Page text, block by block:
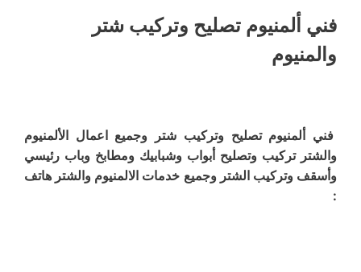
فني ألمنيوم تصليح وتركيب شتر
والمنيوم
فني ألمنيوم تصليح وتركيب شتر وجميع اعمال الألمنيوم
والشتر تركيب وتصليح أبواب وشبابيك ومطابخ وباب رئيسي
وأسقف وتركيب الشتر وجميع خدمات الالمنيوم والشتر هاتف
: